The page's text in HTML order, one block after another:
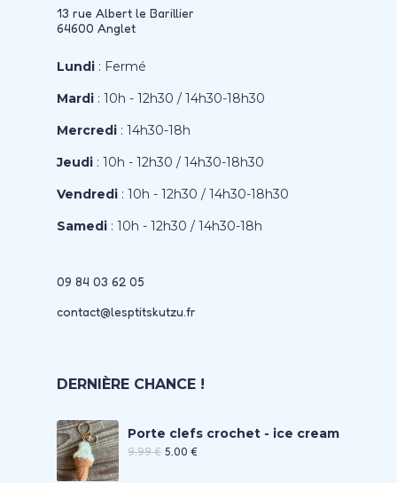
13 rue Albert le Barillier
64600 Anglet
Lundi : Fermé
Mardi : 10h - 12h30 / 14h30-18h30
Mercredi : 14h30-18h
Jeudi : 10h - 12h30 / 14h30-18h30
Vendredi : 10h - 12h30 / 14h30-18h30
Samedi : 10h - 12h30 / 14h30-18h
09 84 03 62 05
contact@lesptitskutzu.fr
DERNIÈRE CHANCE !
Porte clefs crochet - ice cream
9.99€ 5.00 €